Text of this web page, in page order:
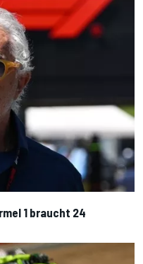
1 braucht 24